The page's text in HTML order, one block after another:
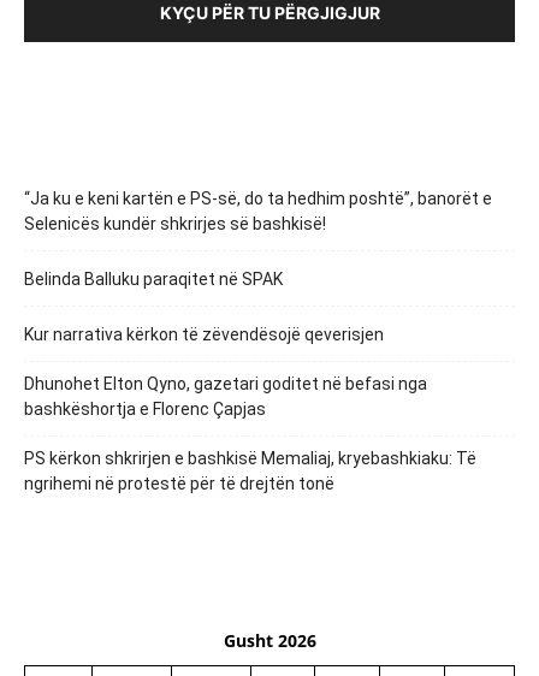
KYÇU PËR TU PËRGJIGJUR
“Ja ku e keni kartën e PS-së, do ta hedhim poshtë”, banorët e
Selenicës kundër shkrirjes së bashkisë!
Belinda Balluku paraqitet në SPAK
Kur narrativa kërkon të zëvendësojë qeverisjen
Dhunohet Elton Qyno, gazetari goditet në befasi nga
bashkëshortja e Florenc Çapjas
PS kërkon shkrirjen e bashkisë Memaliaj, kryebashkiaku: Të
ngrihemi në protestë për të drejtën tonë
Gusht 2026